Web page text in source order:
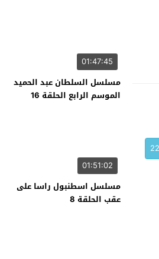
01:47:45
مسلسل السلطان عبد الحميد
الموسم الرابع الحلقة 16
01:51:02
مسلسل اسطنبول راسا على
عقب الحلقة 8